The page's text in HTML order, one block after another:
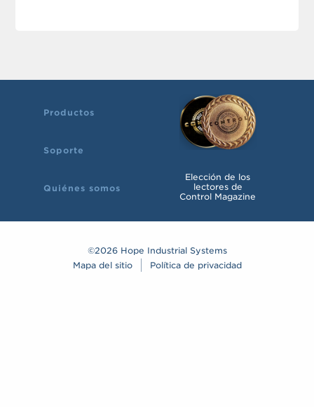
Productos
Soporte
Quiénes somos
Elección de los
lectores de
Control Magazine
©2026 Hope Industrial Systems
Mapa del sitio
Política de privacidad